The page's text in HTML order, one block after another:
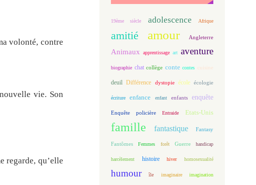
volonté, contre
vie. Son
regarde, qu’elle
19ème siècle adolescence Afrique
amitié amour Angleterre
Animaux apprentissage art aventure
biographie chat collège conte contes cuisine
deuil Différence dystopie école écologie
écriture enfance enfant enfants enquête
Enquête policière Entraide Etats-Unis
famille fantastique Fantasy
Fantômes Femmes forêt Guerre handicap
harcèlement histoire hiver homosexualité
humour île imaginaire imagination